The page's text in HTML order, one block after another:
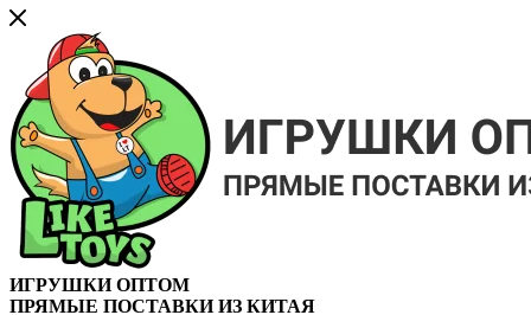
ИГРУШКИ ОПТОМ
ПРЯМЫЕ ПОСТАВКИ ИЗ КИТАЯ